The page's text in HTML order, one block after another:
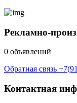
Рекламно-
0 объявлений
Обратная связь
Контактная